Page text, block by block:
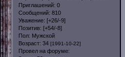
Приглашений: 0
Сообщений: 810
Уважение: [+26/-9]
Позитив: [+54/-8]
Пол: Мужской
Возраст: 34 [1991-10-22]
Провел на форуме: